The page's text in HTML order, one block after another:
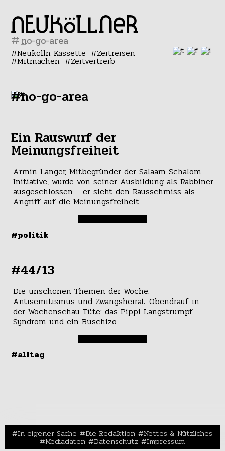
#
Neukölln Kassette Zeitreisen
Mitmachen Zeitvertreib
#no-go-area
Ein Rauswurf der
Meinungsfreiheit
Armin Langer, Mitbegründer der Salaam Schalom
Initiative, wurde von seiner Ausbildung als Rabbiner
ausgeschlossen – er sieht den Rausschmiss als
Angriff auf die Meinungsfreiheit.
#politik
#44/13
Die unschönen Themen der Woche:
Antisemitismus und Zwangsheirat. Obendrauf in
der Wochenschau-Tüte: das Pippi-Langstrumpf-
Syndrom und ein Buschizo.
#alltag
In eigener Sache Die Redaktion Nettes & Nützliches
Mediadaten Datenschutz Impressum